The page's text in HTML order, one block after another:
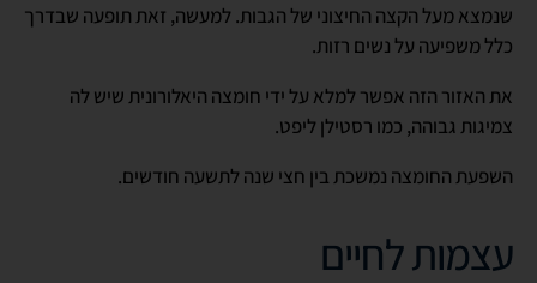
שנמצא מעל הקצה החיצוני של הגבות. למעשה, זאת תופעה שבדרך
כלל משפיעה על נשים רזות.
את האזור הזה אפשר למלא על ידי חומצה היאלורונית שיש לה
צמיגות גבוהה, כמו רסטילן ליפט.
השפעת החומצה נמשכת בין חצי שנה לתשעה חודשים.
עצמות לחיים